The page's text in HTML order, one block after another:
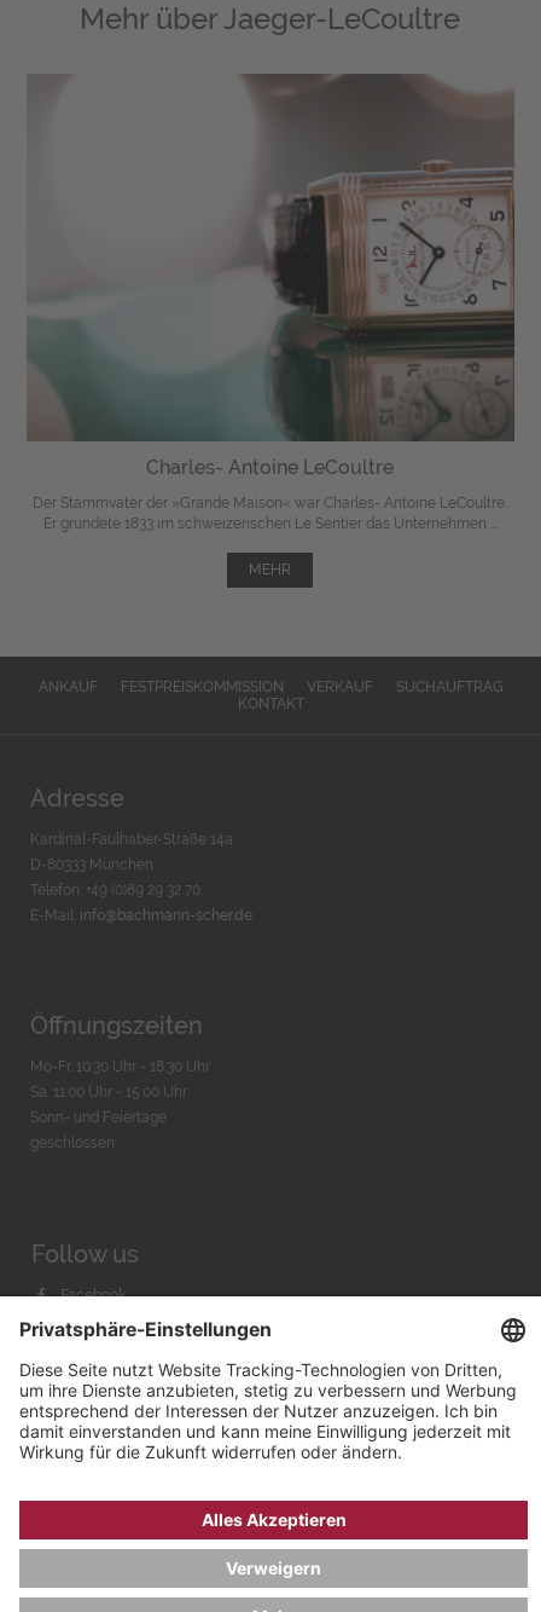
Mehr überJaeger-LeCoultre
Charles- Antoine LeCoultre
Der Stammvater der »Grande Maison« war Charles- Antoine LeCoultre.
Er gründete 1833 im schweizerischen Le Sentier das Unternehmen ...
MEHR
ANKAUF FESTPREISKOMMISSION VERKAUF
SUCHAUFTRAG
KONTAKT
Adresse
Kardinal-Faulhaber-Straße 14a
D-80333 München
Telefon: +49 (0)89 29 32 70
E-Mail: info@bachmann-scher.de
Öffnungszeiten
Mo-Fr. 10:30 Uhr - 18:30 Uhr
Sa. 11:00 Uhr - 15.00 Uhr
Sonn- und Feiertage
geschlossen
Follow us
Facebook
Instagram
Youtube
Bachmann & Scher GmbH / Watchandco GmbH
DATENSCHUTZ IMPRESSUM
VERSANDKOSTEN